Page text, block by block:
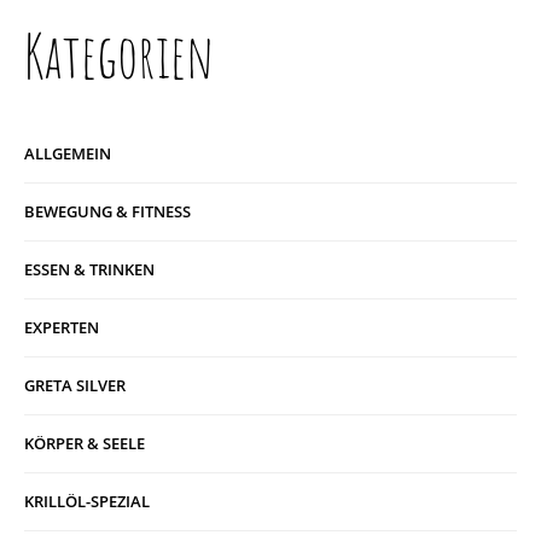
Kategorien
ALLGEMEIN
BEWEGUNG & FITNESS
ESSEN & TRINKEN
EXPERTEN
GRETA SILVER
KÖRPER & SEELE
KRILLÖL-SPEZIAL